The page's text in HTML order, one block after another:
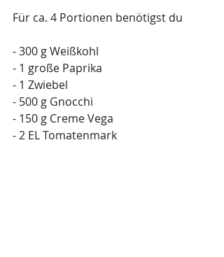
Für ca. 4 Portionen benötigst du
- 300 g Weißkohl
- 1 große Paprika
- 1 Zwiebel
- 500 g Gnocchi
- 150 g Creme Vega
- 2 EL Tomatenmark